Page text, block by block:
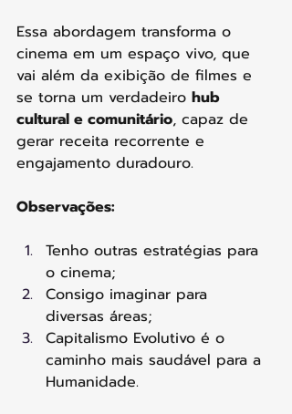
Essa abordagem transforma o
cinema em um espaço vivo, que
vai além da exibição de filmes e
se torna um verdadeiro hub
cultural e comunitário, capaz de
gerar receita recorrente e
engajamento duradouro.
Observações:
Tenho outras estratégias para
o cinema;
Consigo imaginar para
diversas áreas;
Capitalismo Evolutivo é o
caminho mais saudável para a
Humanidade.